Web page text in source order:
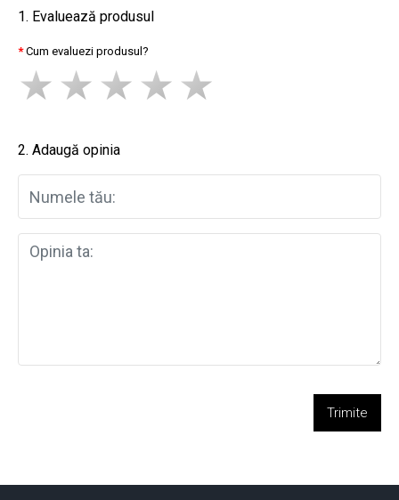
1. Evaluează produsul
Cum evaluezi produsul?
2. Adaugă opinia
Trimite